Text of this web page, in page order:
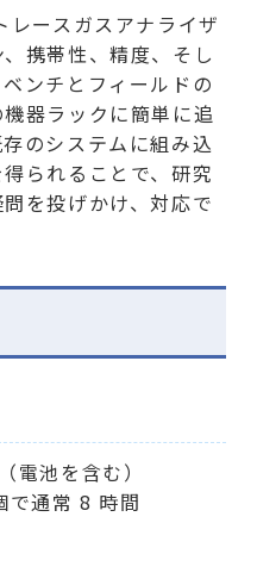
ースガスアナライザ
携帯性、精度、そし
ンチとフィールドの
器ラックに簡単に追
のシステムに組み込
られることで、研究
を投げかけ、対応で
を含む）
常 8 時間